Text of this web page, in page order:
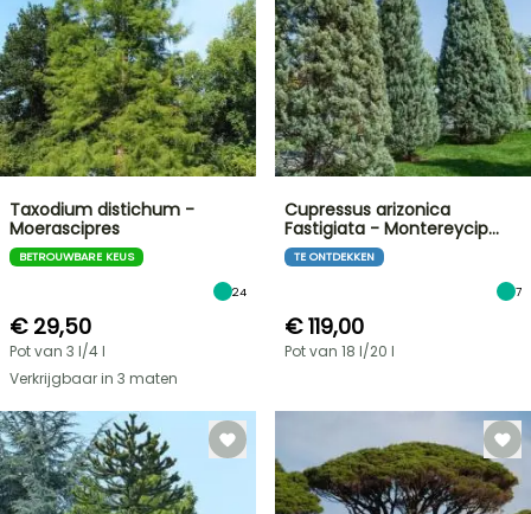
Taxodium distichum -
Moerascipres
BETROUWBARE KEUS
24
€ 29,50
Pot van 3 l/4 l
Verkrijgbaar in 3 maten
Cupressus arizonica
Fastigiata - Montereycip…
TE ONTDEKKEN
7
€ 119,00
Pot van 18 l/20 l